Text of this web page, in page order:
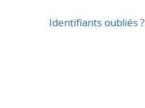
Identifiants oubliés ?